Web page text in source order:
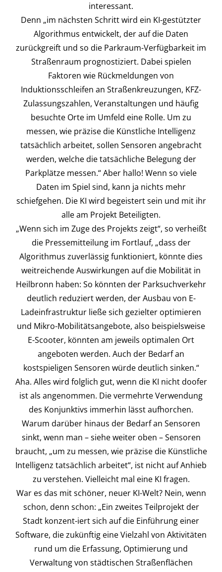
interessant.
Denn „im nächsten Schritt wird ein KI-gestützter
Algorithmus entwickelt, der auf die Daten
zurückgreift und so die Parkraum-Verfügbarkeit im
Straßenraum prognostiziert. Dabei spielen
Faktoren wie Rückmeldungen von
Induktionsschleifen an Straßenkreuzungen, KFZ-
Zulassungszahlen, Veranstaltungen und häufig
besuchte Orte im Umfeld eine Rolle. Um zu
messen, wie präzise die Künstliche Intelligenz
tatsächlich arbeitet, sollen Sensoren angebracht
werden, welche die tatsächliche Belegung der
Parkplätze messen.“ Aber hallo! Wenn so viele
Daten im Spiel sind, kann ja nichts mehr
schiefgehen. Die KI wird begeistert sein und mit ihr
alle am Projekt Beteiligten.
„Wenn sich im Zuge des Projekts zeigt“, so verheißt
die Pressemitteilung im Fortlauf, „dass der
Algorithmus zuverlässig funktioniert, könnte dies
weitreichende Auswirkungen auf die Mobilität in
Heilbronn haben: So könnten der Parksuchverkehr
deutlich reduziert werden, der Ausbau von E-
Ladeinfrastruktur ließe sich gezielter optimieren
und Mikro-Mobilitätsangebote, also beispielsweise
E-Scooter, könnten am jeweils optimalen Ort
angeboten werden. Auch der Bedarf an
kostspieligen Sensoren würde deutlich sinken.“
Aha. Alles wird folglich gut, wenn die KI nicht doofer
ist als angenommen. Die vermehrte Verwendung
des Konjunktivs immerhin lässt aufhorchen.
Warum darüber hinaus der Bedarf an Sensoren
sinkt, wenn man – siehe weiter oben – Sensoren
braucht, „um zu messen, wie präzise die Künstliche
Intelligenz tatsächlich arbeitet“, ist nicht auf Anhieb
zu verstehen. Vielleicht mal eine KI fragen.
War es das mit schöner, neuer KI-Welt? Nein, wenn
schon, denn schon: „Ein zweites Teilprojekt der
Stadt konzent-iert sich auf die Einführung einer
Software, die zukünftig eine Vielzahl von Aktivitäten
rund um die Erfassung, Optimierung und
Verwaltung von städtischen Straßenflächen